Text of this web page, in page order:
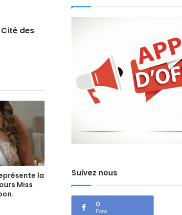
des
la
Miss
Suivez nous
0
Fans